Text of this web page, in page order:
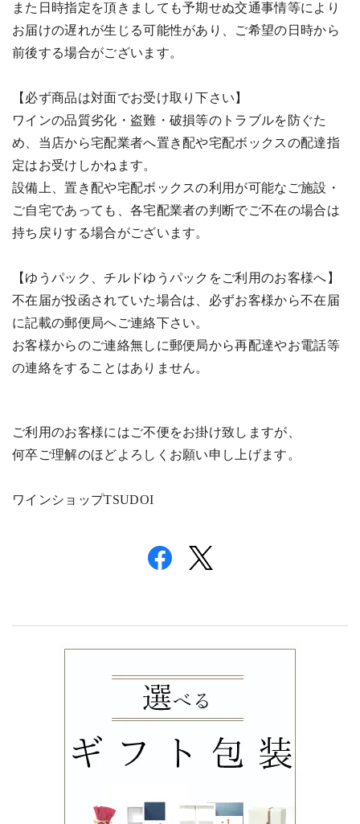
また日時指定を頂きましても予期せぬ交通事情等により
お届けの遅れが生じる可能性があり、ご希望の日時から
前後する場合がございます。
【必ず商品は対面でお受け取り下さい】
ワインの品質劣化・盗難・破損等のトラブルを防ぐた
め、当店から宅配業者へ置き配や宅配ボックスの配達指
定はお受けしかねます。
設備上、置き配や宅配ボックスの利用が可能なご施設・
ご自宅であっても、各宅配業者の判断でご不在の場合は
持ち戻りする場合がございます。
【ゆうパック、チルドゆうパックをご利用のお客様へ】
不在届が投函されていた場合は、必ずお客様から不在届
に記載の郵便局へご連絡下さい。
お客様からのご連絡無しに郵便局から再配達やお電話等
の連絡をすることはありません。
ご利用のお客様にはご不便をお掛け致しますが、
何卒ご理解のほどよろしくお願い申し上げます。
ワインショップTSUDOI